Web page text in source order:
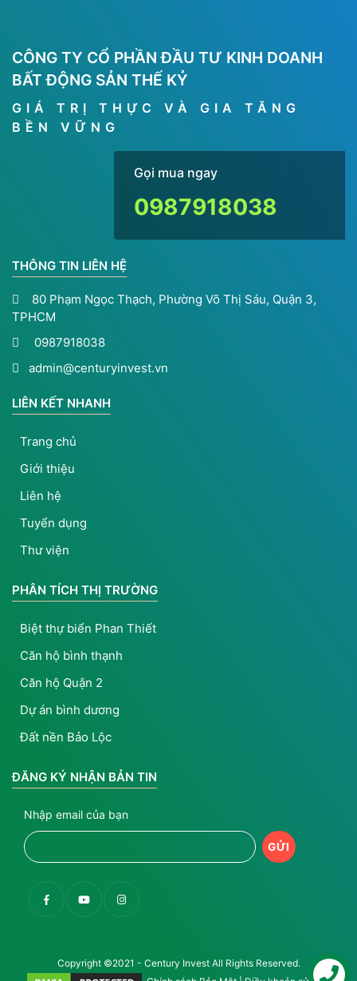
CÔNG TY CỔ PHẦN ĐẦU TƯ KINH DOANH
BẤT ĐỘNG SẢN THẾ KỶ
GIÁ TRỊ THỰC VÀ GIA TĂNG
BỀN VỮNG
Gọi mua ngay
0987918038
THÔNG TIN LIÊN HỆ
80 Phạm Ngọc Thạch, Phường Võ Thị Sáu, Quận 3,
TPHCM
0987918038
admin@centuryinvest.vn
LIÊN KẾT NHANH
Trang chủ
Giới thiệu
Liên hệ
Tuyển dụng
Thư viện
PHÂN TÍCH THỊ TRƯỜNG
Biệt thự biển Phan Thiết
Căn hộ bình thạnh
Căn hộ Quận 2
Dự án bình dương
Đất nền Bảo Lộc
ĐĂNG KÝ NHẬN BẢN TIN
Nhập email của bạn
Copyright ©2021 - Century Invest All Rights Reserved.